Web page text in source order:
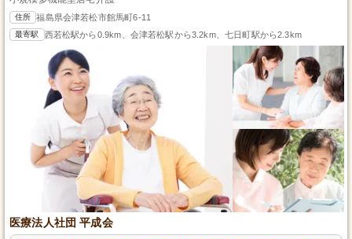
住所 福島県会津若松市館馬町6-11
最寄駅 西若松駅から0.9km、会津若松駅から3.2km、七日町駅から2.3km
医療法人社団 平成会